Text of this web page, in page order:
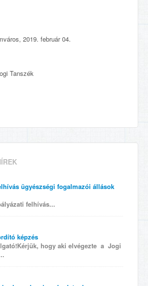
2019. február 04.
Tanszék
ügyészségi fogalmazói állások
felhívás...
képzés
hogy aki elvégezte a Jogi